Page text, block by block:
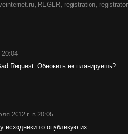
REGER registration registrator
20:04
Request. Обновить не планируешь?
2012 г. в 20:05
исходники то опубликую их.